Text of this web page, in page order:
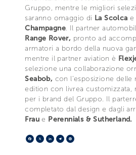
Gruppo, mentre le migliori
saranno omaggio di La Scolca e
Champagne. Il partner
Range Rover, pronto ad
armatori a bordo della nuova
mentre il partner aviation è
selezione una collaborazione
Seabob, con l’esposizione
edition con livrea customizzata,
per i brand del Gruppo. Il
completato dal design e dagli
Fraue Perennials & Sutherland.
Facebook
X LinkedIn
Telegram